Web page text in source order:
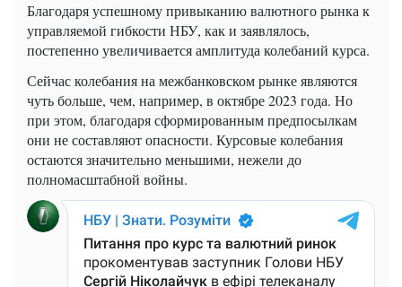
Благодаря успешному привыканию валютного рынка к
управляемой гибкости НБУ, как и заявлялось,
постепенно увеличивается амплитуда колебаний курса.
Сейчас колебания на межбанковском рынке являются
чуть больше, чем, например, в октябре 2023 года. Но
при этом, благодаря сформированным предпосылкам
они не составляют опасности. Курсовые колебания
остаются значительно меньшими, нежели до
полномасштабной войны.